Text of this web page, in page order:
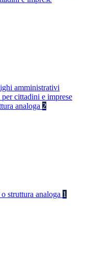
amministrativi
cittadini e imprese
analoga 2
struttura analoga 1